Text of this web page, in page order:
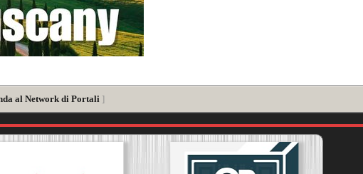
al Network di Portali ]